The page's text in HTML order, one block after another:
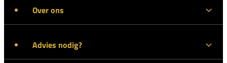
Over ons
Advies nodig?